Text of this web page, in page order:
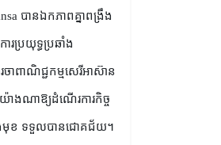
បានឯកភាពគ្នាពង្រឹង
រប្រយុទ្ធប្រឆាំង
ាពាណិជ្ជកម្មសេរីអាស៊ាន
ាងណាឱ្យដំណើរការកិច្ច
មុខ ទទួលបានជោគជ័យ។